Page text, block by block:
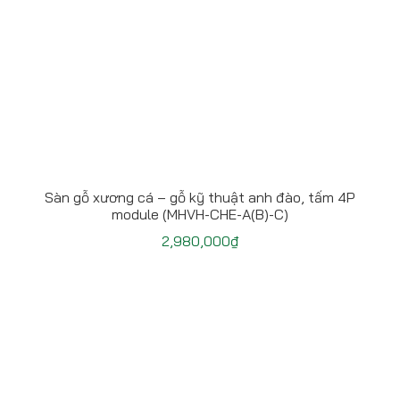
Sàn gỗ xương cá – gỗ kỹ thuật anh đào, tấm 4P
module (MHVH-CHE-A(B)-C)
2,980,000₫